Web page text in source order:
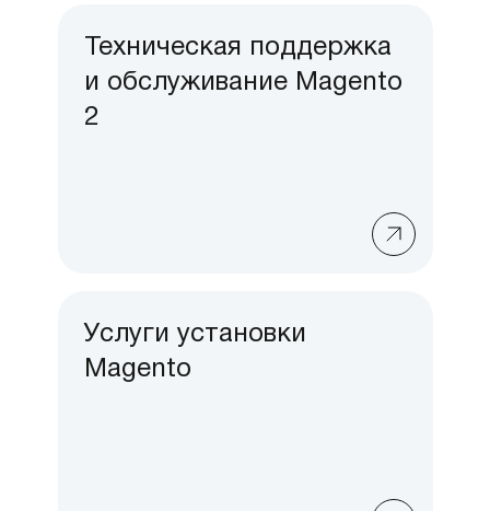
Техническая поддержка
и обслуживание Magento
2
Услуги установки
Magento